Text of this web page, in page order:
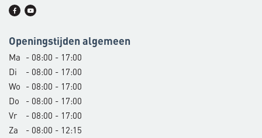
Openingstijden algemeen
Ma
- 08:00 - 17:00
Di
- 08:00 - 17:00
Wo
- 08:00 - 17:00
Do
- 08:00 - 17:00
Vr
- 08:00 - 17:00
Za
- 08:00 - 12:15